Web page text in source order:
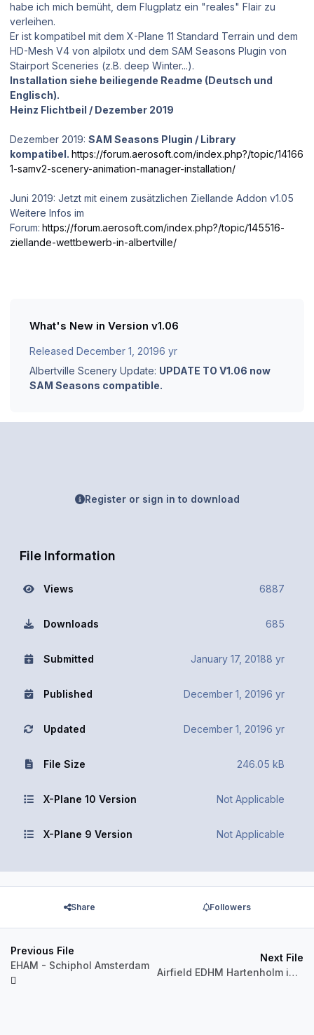
habe ich mich bemüht, dem Flugplatz ein "reales" Flair zu
verleihen.
Er ist kompatibel mit dem X-Plane 11 Standard Terrain und dem
HD-Mesh V4 von alpilotx und dem SAM Seasons Plugin von
Stairport Sceneries (z.B. deep Winter...).
Installation siehe beiliegende Readme (Deutsch und
Englisch).
Heinz Flichtbeil / Dezember 2019
Dezember 2019: SAM Seasons Plugin / Library
kompatibel. https://forum.aerosoft.com/index.php?/topic/14166
1-samv2-scenery-animation-manager-installation/
Juni 2019: Jetzt mit einem zusätzlichen Ziellande Addon v1.05
Weitere Infos im
Forum: https://forum.aerosoft.com/index.php?/topic/145516-
ziellande-wettbewerb-in-albertville/
What's New in Version v1.06
Released December 1, 20196 yr
Albertville Scenery Update: UPDATE TO V1.06 now
SAM Seasons compatible.
Register or sign in to download
File Information
Views 6887
Downloads 685
Submitted January 17, 20188 yr
Published December 1, 20196 yr
Updated December 1, 20196 yr
File Size 246.05 kB
X-Plane 10 Version Not Applicable
X-Plane 9 Version Not Applicable
Share Followers
Previous File
EHAM - Schiphol Amsterdam
Next File
Airfield EDHM Hartenholm incl. FlyIn and precision Flying Addon